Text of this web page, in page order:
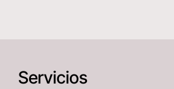
Servicios